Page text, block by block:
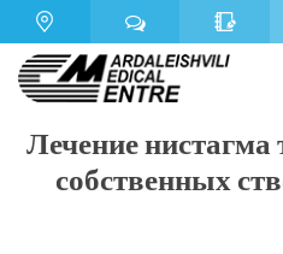
Лечение
собственных